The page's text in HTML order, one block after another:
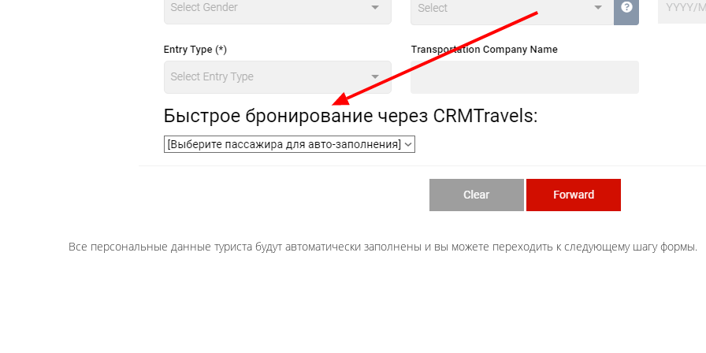
Все персональные данные туриста будут автоматически заполнены и вы можете переходить к следующему шагу формы.